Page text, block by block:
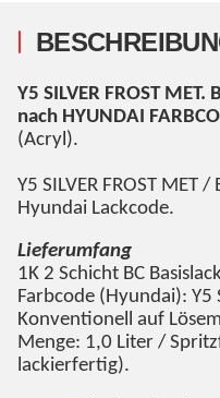
Y5 SILVER FROST MET.
nach HYUNDAI
(Acryl).
Y5 SILVER FROST MET
Hyundai Lackcode.
Lieferumfang
1K 2 Schicht BC
Farbcode (Hyundai): Y5
Konventionell auf
Menge: 1,0 Liter /
lackierfertig).